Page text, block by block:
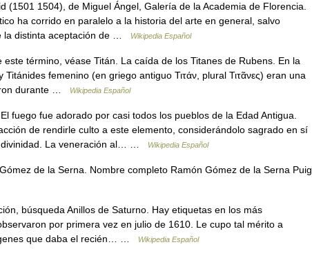
(1501 1504), de Miguel Ángel, Galería de la Academia de Florencia.
ha corrido en paralelo a la historia del arte en general, salvo
la distinta aceptación de …
Wikipedia Español
término, véase Titán. La caída de los Titanes de Rubens. En la
femenino (en griego antiguo Τιτάν, plural Τιτᾶνες) eran una
durante …
Wikipedia Español
fuego fue adorado por casi todos los pueblos de la Edad Antigua.
de rendirle culto a este elemento, considerándolo sagrado en sí
divinidad. La veneración al… …
Wikipedia Español
de la Serna. Nombre completo Ramón Gómez de la Serna Puig
búsqueda Anillos de Saturno. Hay etiquetas en los más
por primera vez en julio de 1610. Le cupo tal mérito a
que daba el recién… …
Wikipedia Español